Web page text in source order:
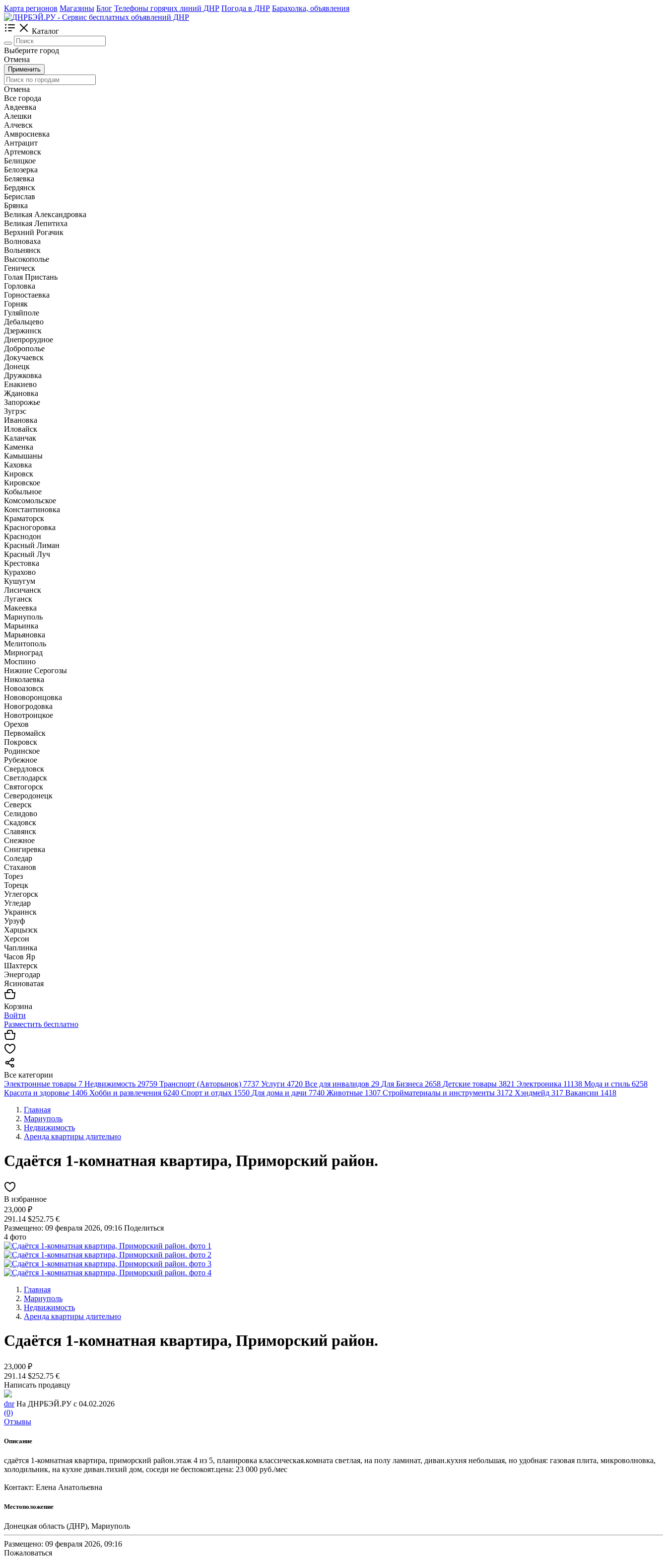
Карта регионов Магазины Блог Телефоны горячих линий ДНР Погода в ДНР Барахолка, объявления
Каталог
Выберите город
Отмена
Применить
Отмена
Все города
Авдеевка
Алешки
Алчевск
Амвросиевка
Антрацит
Артемовск
Белицкое
Белозерка
Беляевка
Бердянск
Берислав
Брянка
Великая Александровка
Великая Лепитиха
Верхний Рогачик
Волноваха
Вольнянск
Высокополье
Геническ
Голая Пристань
Горловка
Горностаевка
Горняк
Гуляйполе
Дебальцево
Дзержинск
Днепрорудное
Доброполье
Докучаевск
Донецк
Дружковка
Енакиево
Ждановка
Запорожье
Зугрэс
Ивановка
Иловайск
Каланчак
Каменка
Камышаны
Каховка
Кировск
Кировское
Кобыльное
Комсомольское
Константиновка
Краматорск
Красногоровка
Краснодон
Красный Лиман
Красный Луч
Крестовка
Курахово
Кушугум
Лисичанск
Луганск
Макеевка
Мариуполь
Марьинка
Марьяновка
Мелитополь
Мирноград
Моспино
Нижние Серогозы
Николаевка
Новоазовск
Нововоронцовка
Новогродовка
Новотроицкое
Орехов
Первомайск
Покровск
Родинское
Рубежное
Свердловск
Светлодарск
Святогорск
Северодонецк
Северск
Селидово
Скадовск
Славянск
Снежное
Снигиревка
Соледар
Стаханов
Торез
Торецк
Углегорск
Угледар
Украинск
Урзуф
Харцызск
Херсон
Чаплинка
Часов Яр
Шахтерск
Энергодар
Ясиноватая
Корзина
Войти
Разместить бесплатно
Все категории
Электронные товары 7 Недвижимость 29759 Транспорт (Авторынок) 7737 Услуги 4720 Все для инвалидов 29 Для Бизнеса 2658 Детские товары 3821 Электроника 11138 Мода и стиль 6258
Красота и здоровье 1406 Хобби и развлечения 6240 Спорт и отдых 1550 Для дома и дачи 7740 Животные 1307 Стройматериалы и инструменты 3172 Хэндмейд 317 Вакансии 1418
Главная
Мариуполь
Недвижимость
Аренда квартиры длительно
Сдаётся 1-комнатная квартира, Приморский район.
В избранное
23,000 ₽
291.14 $252.75 €
Размещено: 09 февраля 2026, 09:16 Поделиться
4 фото
Главная
Мариуполь
Недвижимость
Аренда квартиры длительно
Сдаётся 1-комнатная квартира, Приморский район.
23,000 ₽
291.14 $252.75 €
Написать продавцу
dnr На ДНРБЭЙ.РУ с 04.02.2026
(0)
Отзывы
Описание
сдаётся 1-комнатная квартира, приморский район.этаж 4 из 5, планировка классическая.комната светлая, на полу ламинат, диван.кухня небольшая, но удобная: газовая плита, микроволновка,
холодильник, на кухне диван.тихий дом, соседи не беспокоят.цена: 23 000 руб./мес
Контакт: Елена Анатольевна
Местоположение
Донецкая область (ДНР), Мариуполь
Размещено: 09 февраля 2026, 09:16
Пожаловаться